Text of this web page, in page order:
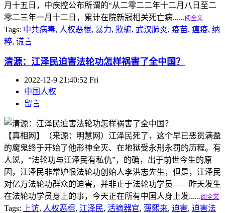
月十五日，中疾控公布所谓的“从二零二二年十二月八日至二
零二三年一月十二日，累计在院新冠相关死亡病......阅全文
Tags: 中共病毒, 人权恶棍, 暴力, 欺骗, 武汉肺炎, 疫苗, 瘟疫, 纳
粹, 谎言
清源：江泽民迫害法轮功怎样祸害了全中国？
2022-12-9 21:40:52 Fri
中国人权
留言
【真相网】（来源：明慧网）江泽民死了，这个早已恶贯满盈
的魔鬼终于开始了他形神全灭、在地狱受永刑永罚的历程。有
人说，“法轮功与江泽民有私仇”，的确，出于前世今生的原
因，江泽民非常妒恨法轮功创始人李洪志先生，但是，江泽民
对亿万法轮功群众的迫害，并非止于法轮功学员——昨天发生
在法轮功学员身上的事，今天正在所有中国人身上发......阅全文
Tags: 上访, 人权恶棍, 江泽民, 活摘器官, 薄熙来, 迫害, 迫害法